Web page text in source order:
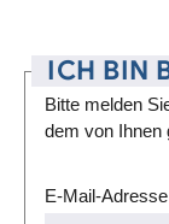
ICH BIN
Bitte melden
dem von Ihnen
E-Mail-Adresse